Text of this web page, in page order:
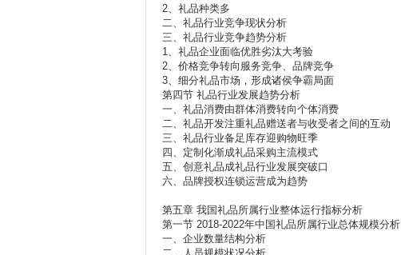
2、礼品种类多
二、礼品行业竞争现状分析
三、礼品行业竞争趋势分析
1、礼品企业面临优胜劣汰大考验
2、价格竞争转向服务竞争、品牌竞争
3、细分礼品市场，形成诸侯争霸局面
第四节 礼品行业发展趋势分析
一、礼品消费由群体消费转向个体消费
二、礼品开发注重礼品赠送者与收受者之间的互动
三、礼品行业备足库存迎购物旺季
四、定制化渐成礼品采购主流模式
五、创意礼品成礼品行业发展突破口
六、品牌授权连锁运营成为趋势
第五章 我国礼品所属行业整体运行指标分析
第一节 2018-2022年中国礼品所属行业总体规模分析
一、企业数量结构分析